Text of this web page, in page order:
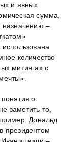
и явных
сумма,
назначению –
количество
митингах с
о
заметить то,
Дональд
президентом